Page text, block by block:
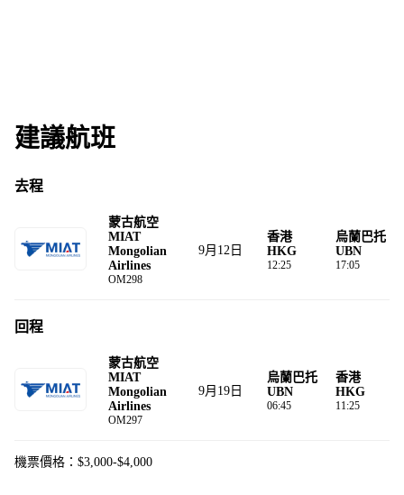
建議航班
去程
蒙古航空
MIAT
Mongolian
Airlines
OM298
9月12日
香港
HKG
12:25
烏蘭巴托
UBN
17:05
回程
蒙古航空
MIAT
Mongolian
Airlines
OM297
9月19日
烏蘭巴托
UBN
06:45
香港
HKG
11:25
機票價格：$3,000-$4,000